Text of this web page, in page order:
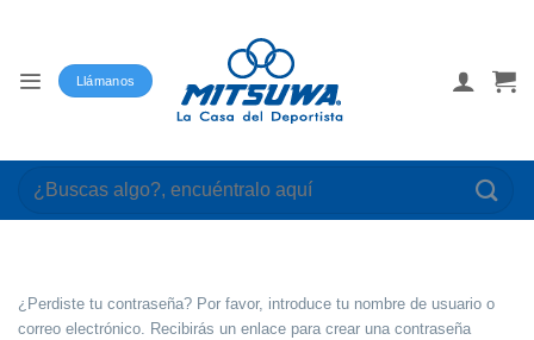
Llámanos
Buscar
por:
¿Perdiste tu contraseña? Por favor, introduce tu nombre de usuario o
correo electrónico. Recibirás un enlace para crear una contraseña